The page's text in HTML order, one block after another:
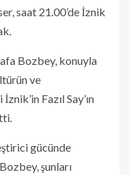
saat 21.00’de İznik
Bozbey, konuyla
ve
Fazıl Say’ın
gücünde
şunları